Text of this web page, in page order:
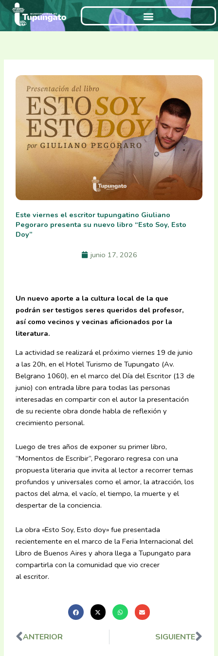
Ir
contenido
Este viernes el escritor tupungatino Giuliano
Pegoraro presenta su nuevo libro “Esto Soy, Esto
Doy”
junio 17, 2026
Un nuevo aporte a la cultura local de la que
podrán ser testigos seres queridos del profesor,
así como vecinos y vecinas aficionados por la
literatura.
La actividad se realizará el próximo viernes 19 de junio
a las 20h, en el Hotel Turismo de Tupungato (Av.
Belgrano 1060), en el marco del Día del Escritor (13 de
junio) con entrada libre para todas las personas
interesadas en compartir con el autor la presentación
de su reciente obra donde habla de reflexión y
crecimiento personal.
Luego de tres años de exponer su primer libro,
“Momentos de Escribir”, Pegoraro regresa con una
propuesta literaria que invita al lector a recorrer temas
profundos y universales como el amor, la atracción, los
pactos del alma, el vacío, el tiempo, la muerte y el
despertar de la conciencia.
La obra «Esto Soy, Esto doy» fue presentada
recientemente en el marco de la Feria Internacional del
Libro de Buenos Aires y ahora llega a Tupungato para
compartirla con la comunidad que vio crecer
al escritor.
Ant
ANTERIOR SIGUIENTE